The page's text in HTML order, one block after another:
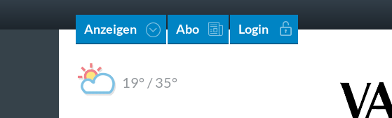
Anzeigen Abo Login
19° /35°